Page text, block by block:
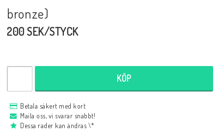
bronze)
200 SEK/STYCK
KÖP
Betala säkert med kort
Maila oss, vi svarar snabbt!
Dessa rader kan ändras \*